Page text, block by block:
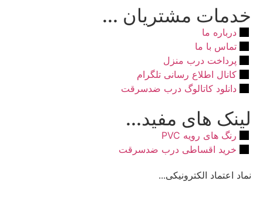
خدمات مشتریان ...
درباره ما
تماس با ما
پرداخت درب منزل
کانال اطلاع رسانی تلگرام
دانلود کاتالوگ درب ضدسرقت
لینک های مفید...
رنگ های رویه PVC
خرید اقساطی درب ضدسرقت
نماد اعتماد الکترونیکی...